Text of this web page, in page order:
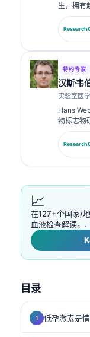
生，拥有
临床化
物面板与
特约专家
汉斯·韦
实验室医
Hans
物标志物
临床化
标准化以
📈
在127+个国家/
血液检查解读。.
目录
低孕激素是